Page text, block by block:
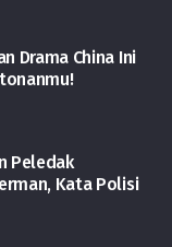
Drama China Ini
Peledak
Kata Polisi